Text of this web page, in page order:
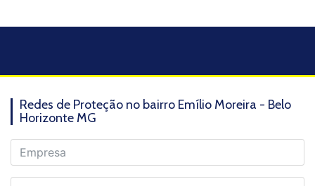
Redes de Proteção no bairro Emílio Moreira - Belo
Horizonte MG